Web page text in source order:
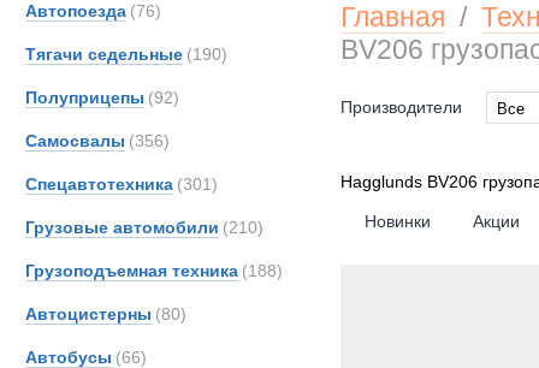
Автопоезда (76)
Тягачи седельные (190)
Полуприцепы (92)
Самосвалы (356)
Спецавтотехника (301)
Грузовые автомобили (210)
Грузоподъемная техника (188)
Автоцистерны (80)
Автобусы (66)
Главная /
BV206
Производители
Все
Hagglunds BV206
Новинки Акции